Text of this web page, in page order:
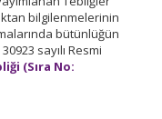
bilgilenmelerinin
bütünlüğün
sayılı Resmi
(Sıra No: